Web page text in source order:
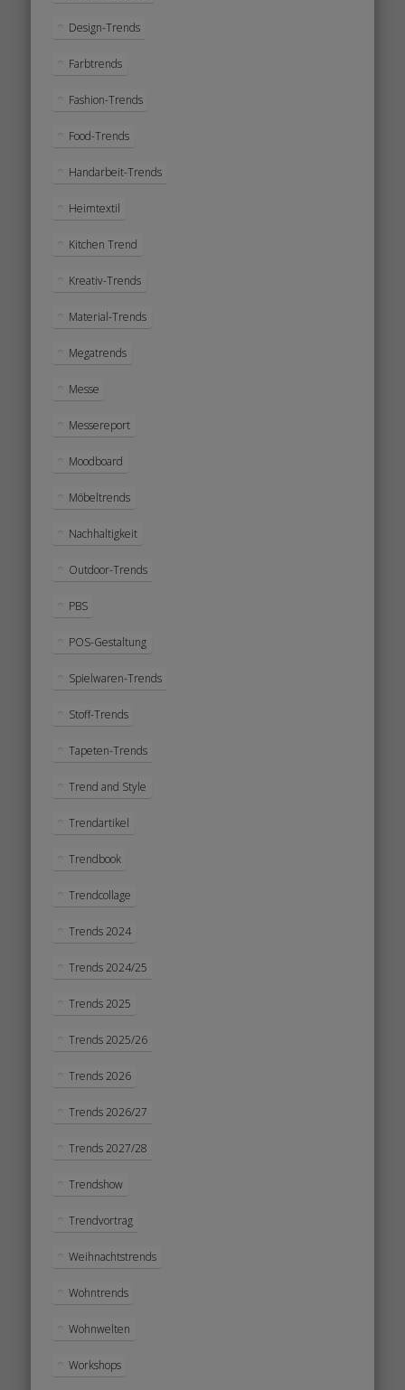
Design-Trends
Farbtrends
Fashion-Trends
Food-Trends
Handarbeit-Trends
Heimtextil
Kitchen Trend
Kreativ-Trends
Material-Trends
Megatrends
Messe
Messereport
Moodboard
Möbeltrends
Nachhaltigkeit
Outdoor-Trends
PBS
POS-Gestaltung
Spielwaren-Trends
Stoff-Trends
Tapeten-Trends
Trend and Style
Trendartikel
Trendbook
Trendcollage
Trends 2024
Trends 2024/25
Trends 2025
Trends 2025/26
Trends 2026
Trends 2026/27
Trends 2027/28
Trendshow
Trendvortrag
Weihnachtstrends
Wohntrends
Wohnwelten
Workshops